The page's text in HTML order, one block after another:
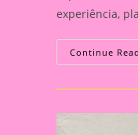
experiência,
Continue